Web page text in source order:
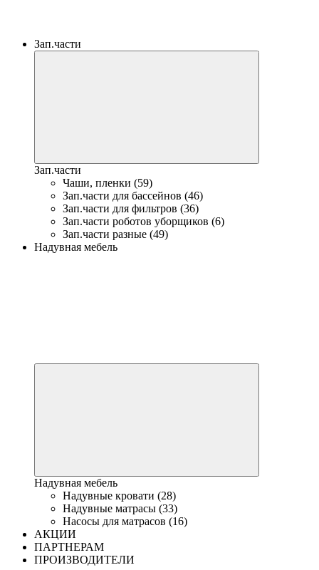
Зап.части
Зап.части
Чаши, пленки (59)
Зап.части для бассейнов (46)
Зап.части для фильтров (36)
Зап.части роботов уборщиков (6)
Зап.части разные (49)
Надувная мебель
Надувная мебель
Надувные кровати (28)
Надувные матрасы (33)
Насосы для матрасов (16)
АКЦИИ
ПАРТНЕРАМ
ПРОИЗВОДИТЕЛИ